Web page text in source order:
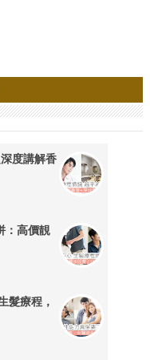
深度講解香
：高價靚
髮療程，